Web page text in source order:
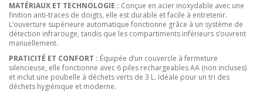
MATÉRIAUX ET TECHNOLOGIE : Conçue en acier inoxydable avec une
finition anti-traces de doigts, elle est durable et facile à entretenir.
L’ouverture supérieure automatique fonctionne grâce à un système de
détection infrarouge, tandis que les compartiments inférieurs s’ouvrent
manuellement.
PRATICITÉ ET CONFORT : Équipée d’un couvercle à fermeture
silencieuse, elle fonctionne avec 6 piles rechargeables AA (non incluses)
et inclut une poubelle à déchets verts de 3 L. Idéale pour un tri des
déchets hygiénique et moderne.